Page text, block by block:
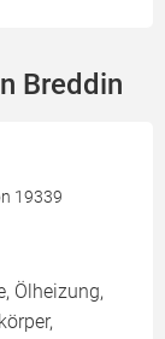
Breddin
19339
Ölheizung,